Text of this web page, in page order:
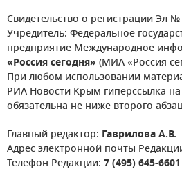
Свидетельство о регистрации Эл
Учредитель: Федеральное
предприятие Международное
«Россия сегодня» (МИА «Россия
При любом использовании
РИА Новости Крым гиперссылка
обязательна не ниже второго
Главный редактор: Гаврилова А.В.
Адрес электронной почты
Телефон Редакции: 7 (495) 645-6601